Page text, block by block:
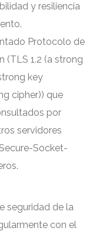
y resiliencia
Protocolo de
(TLS 1.2 (a strong
key
cipher)) que
por
servidores
Socket-
seguridad de la
con el